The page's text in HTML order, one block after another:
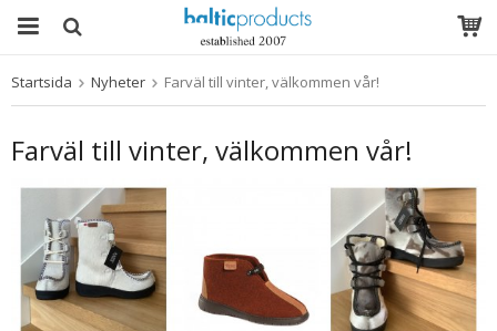
Startsida Nyheter Farväl till vinter, välkommen vår!
Farväl till vinter, välkommen vår!